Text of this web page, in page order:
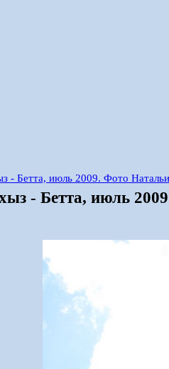
- Бетта, июль 2009. Фото
- Бетта, июль